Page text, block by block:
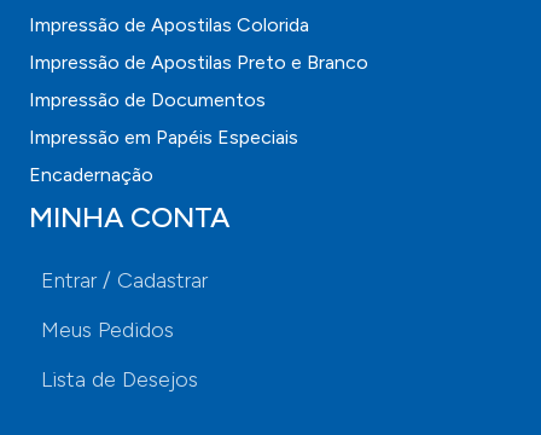
Impressão de Apostilas Colorida
Impressão de Apostilas Preto e Branco
Impressão de Documentos
Impressão em Papéis Especiais
Encadernação
MINHA CONTA
Entrar / Cadastrar
Meus Pedidos
Lista de Desejos